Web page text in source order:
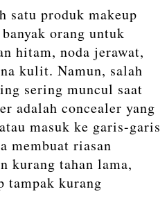
satu produk makeup
orang untuk
hitam, noda jerawat,
kulit. Namun, salah
sering muncul saat
adalah concealer yang
masuk ke garis-garis
membuat riasan
kurang tahan lama,
tampak kurang